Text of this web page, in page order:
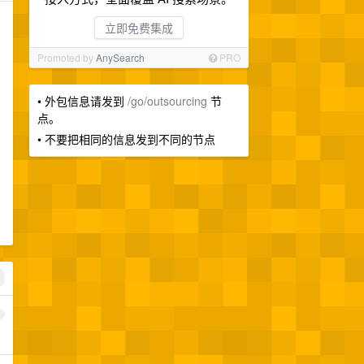
立即免费集成
Promoted byAnySearch PRO
• 外包信息请发到 /go/outsourcing 节
点。
• 不要把相同的信息发到不同的节点